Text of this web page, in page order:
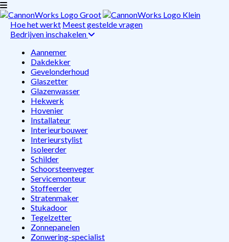
Hoe het werkt Meest gestelde vragen
Bedrijven inschakelen
Aannemer
Dakdekker
Gevelonderhoud
Glaszetter
Glazenwasser
Hekwerk
Hovenier
Installateur
Interieurbouwer
Interieurstylist
Isoleerder
Schilder
Schoorsteenveger
Servicemonteur
Stoffeerder
Stratenmaker
Stukadoor
Tegelzetter
Zonnepanelen
Zonwering-specialist